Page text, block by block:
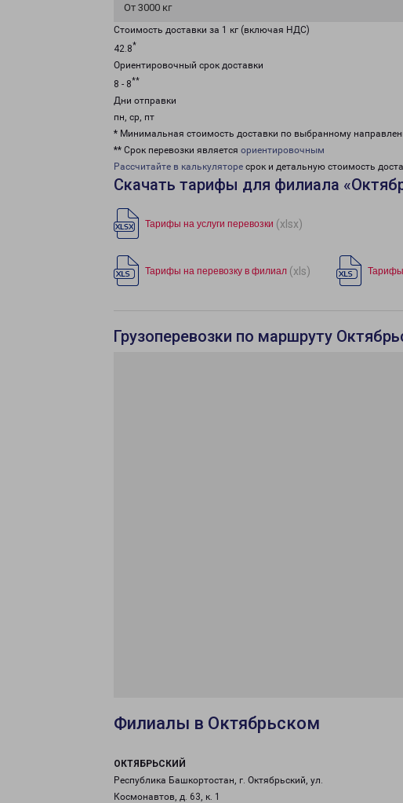
От 3000 кг
Стоимость доставки за 1 кг (включая НДС)
42.8*
Ориентировочный срок доставки
8 - 8**
Дни отправки
пн, ср, пт
* Минимальная стоимость доставки по выбранному
** Срок перевозки является ориентировочным
Рассчитайте в калькуляторе срок и детальную стоимость
Скачать тарифы для филиала
Тарифы на услуги перевозки (xlsx)
Тарифы на перевозку в филиал (xls) Тарифы
Грузоперевозки по маршруту
Филиалы в Октябрьском
ОКТЯБРЬСКИЙ
Республика Башкортостан, г. Октябрьский, ул.
Космонавтов, д. 63, к. 1